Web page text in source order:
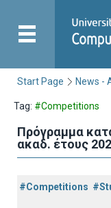
Start Page News -
Tag: #Competitions
Πρόγραμμα
ακαδ. έτους
#Competitions